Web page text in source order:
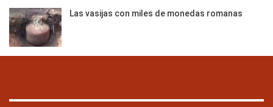
Las vasijas con miles de monedas romanas